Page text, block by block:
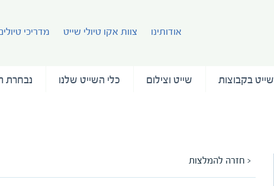
אודותינו צוות אקו טיולי שייט מדריכי
שייט בקבוצות שייט וצילום כלי השייט שלנו נבחרת
< חזרה להמלצות